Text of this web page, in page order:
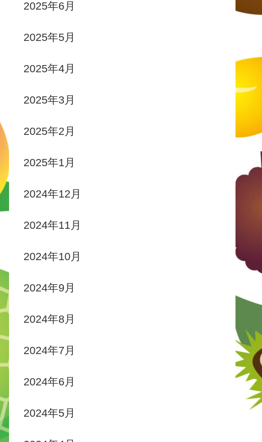
2025年6月
2025年5月
2025年4月
2025年3月
2025年2月
2025年1月
2024年12月
2024年11月
2024年10月
2024年9月
2024年8月
2024年7月
2024年6月
2024年5月